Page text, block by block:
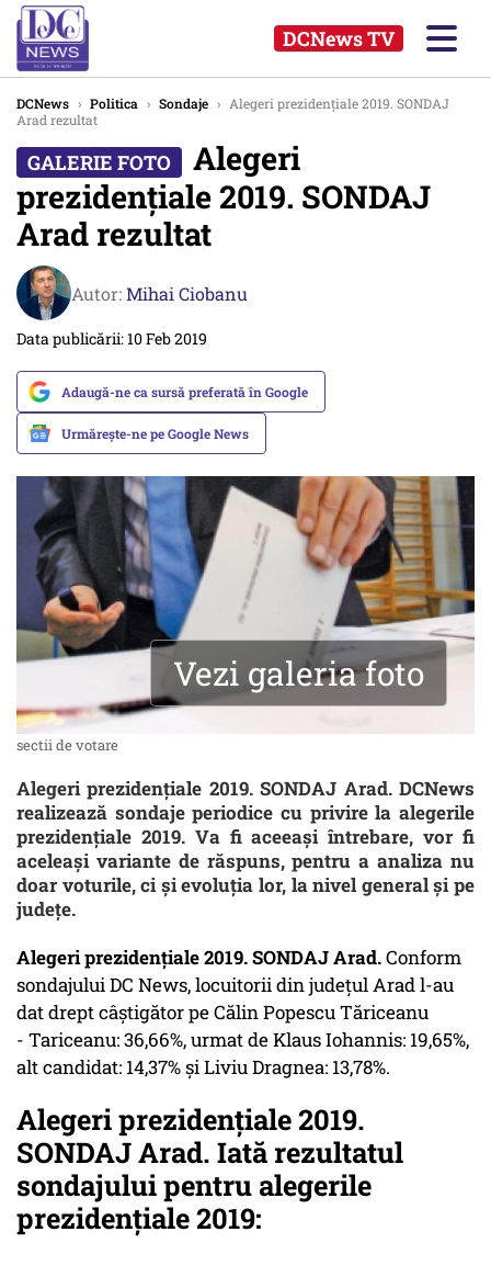
DCNews TV
DCNews › Politica › Sondaje › Alegeri prezidențiale 2019. SONDAJ
Arad rezultat
Alegeri
prezidențiale 2019. SONDAJ
Arad rezultat
Autor:Mihai Ciobanu
Data publicării: 10 Feb 2019
Adaugă-ne ca sursă preferată în Google
Urmărește-ne pe Google News
Vezi galeria foto
sectii de votare
Alegeri prezidențiale 2019. SONDAJ Arad. DCNews
realizează sondaje periodice cu privire la alegerile
prezidențiale 2019. Va fi aceeași întrebare, vor fi
aceleași variante de răspuns, pentru a analiza nu
doar voturile, ci și evoluția lor, la nivel general și pe
județe.
Alegeri prezidențiale 2019. SONDAJ Arad.Conform
sondajului DC News, locuitorii din judeţul Arad l-au
dat drept câştigător pe Călin Popescu Tăriceanu
- Tariceanu: 36,66%, urmat de Klaus Iohannis: 19,65%,
alt candidat: 14,37% şi Liviu Dragnea: 13,78%.
Alegeri prezidențiale 2019.
SONDAJ Arad. Iată rezultatul
sondajului pentru alegerile
prezidențiale 2019: